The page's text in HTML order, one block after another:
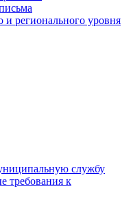
регионального уровня
службу
требования к